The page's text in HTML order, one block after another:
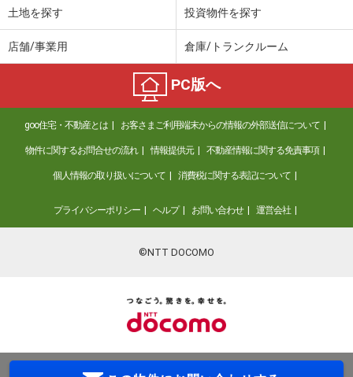
土地を探す 投資物件を探す
店舗/事業用 倉庫/トランクルーム
PC版へ
goo住宅・不動産とは お客さまご利用端末からの情報の外部送信について
物件に関するお問合せの流れ 情報提供元 不動産情報に関する免責事項
個人情報の取り扱いについて 消費税に関する表記について
プライバシーポリシー ヘルプ お問い合わせ 運営会社
©NTT DOCOMO